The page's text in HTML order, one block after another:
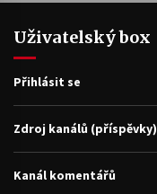
Uživatelský box
Přihlásit se
Zdroj kanálů (příspěvky)
Kanál komentářů